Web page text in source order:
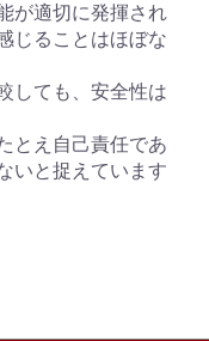
が適切に発揮され
じることはほぼな
しても、安全性は
とえ自己責任であ
いと捉えています